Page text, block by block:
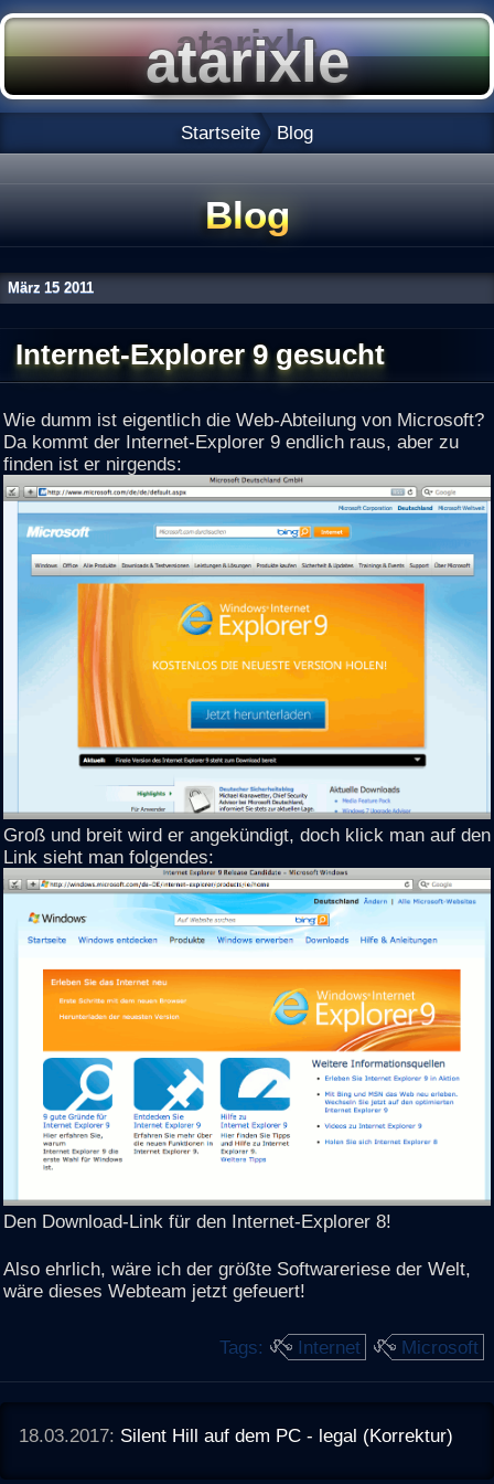
Startseite Blog
Blog
März 15 2011
Internet-Explorer 9 gesucht
Wie dumm ist eigentlich die Web-Abteilung von Microsoft?
Da kommt der Internet-Explorer 9 endlich raus, aber zu
finden ist er nirgends:
Groß und breit wird er angekündigt, doch klick man auf den
Link sieht man folgendes:
Den Download-Link für den Internet-Explorer 8!
Also ehrlich, wäre ich der größte Softwareriese der Welt,
wäre dieses Webteam jetzt gefeuert!
Tags: Internet Microsoft
18.03.2017: Silent Hill auf dem PC - legal (Korrektur)